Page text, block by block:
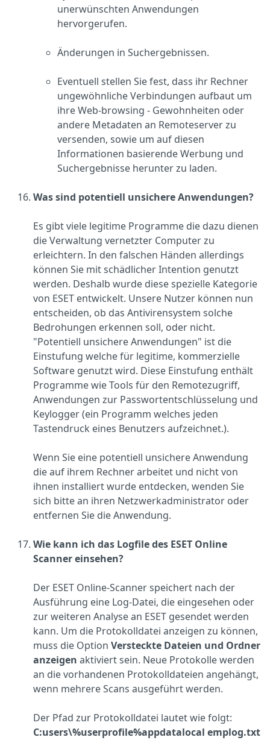
unerwünschten Anwendungen
hervorgerufen.
Änderungen in Suchergebnissen.
Eventuell stellen Sie fest, dass ihr Rechner
ungewöhnliche Verbindungen aufbaut um
ihre Web-browsing - Gewohnheiten oder
andere Metadaten an Remoteserver zu
versenden, sowie um auf diesen
Informationen basierende Werbung und
Suchergebnisse herunter zu laden.
Was sind potentiell unsichere Anwendungen?
Es gibt viele legitime Programme die dazu dienen
die Verwaltung vernetzter Computer zu
erleichtern. In den falschen Händen allerdings
können Sie mit schädlicher Intention genutzt
werden. Deshalb wurde diese spezielle Kategorie
von ESET entwickelt. Unsere Nutzer können nun
entscheiden, ob das Antivirensystem solche
Bedrohungen erkennen soll, oder nicht.
"Potentiell unsichere Anwendungen" ist die
Einstufung welche für legitime, kommerzielle
Software genutzt wird. Diese Einstufung enthält
Programme wie Tools für den Remotezugriff,
Anwendungen zur Passwortentschlüsselung und
Keylogger (ein Programm welches jeden
Tastendruck eines Benutzers aufzeichnet.).
Wenn Sie eine potentiell unsichere Anwendung
die auf ihrem Rechner arbeitet und nicht von
ihnen installiert wurde entdecken, wenden Sie
sich bitte an ihren Netzwerkadministrator oder
entfernen Sie die Anwendung.
Wie kann ich das Logfile des ESET Online
Scanner einsehen?
Der ESET Online-Scanner speichert nach der
Ausführung eine Log-Datei, die eingesehen oder
zur weiteren Analyse an ESET gesendet werden
kann. Um die Protokolldatei anzeigen zu können,
muss die Option Versteckte Dateien und Ordner
anzeigen aktiviert sein. Neue Protokolle werden
an die vorhandenen Protokolldateien angehängt,
wenn mehrere Scans ausgeführt werden.
Der Pfad zur Protokolldatei lautet wie folgt:
C:users\%userprofile%appdatalocal emplog.txt